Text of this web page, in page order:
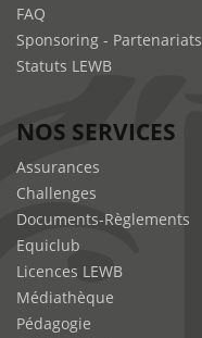
FAQ
Sponsoring - Partenariats
Statuts LEWB
NOS SERVICES
Assurances
Challenges
Documents-Règlements
Equiclub
Licences LEWB
Médiathèque
Pédagogie